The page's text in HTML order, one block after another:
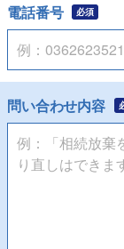
電話番号 必須
問い合わせ内容